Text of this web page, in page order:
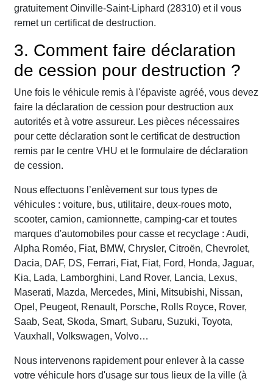
gratuitement Oinville-Saint-Liphard (28310) et il vous
remet un certificat de destruction.
3. Comment faire déclaration
de cession pour destruction ?
Une fois le véhicule remis à l'épaviste agréé, vous devez
faire la déclaration de cession pour destruction aux
autorités et à votre assureur. Les pièces nécessaires
pour cette déclaration sont le certificat de destruction
remis par le centre VHU et le formulaire de déclaration
de cession.
Nous effectuons l’enlèvement sur tous types de
véhicules : voiture, bus, utilitaire, deux-roues moto,
scooter, camion, camionnette, camping-car et toutes
marques d'automobiles pour casse et recyclage : Audi,
Alpha Roméo, Fiat, BMW, Chrysler, Citroën, Chevrolet,
Dacia, DAF, DS, Ferrari, Fiat, Fiat, Ford, Honda, Jaguar,
Kia, Lada, Lamborghini, Land Rover, Lancia, Lexus,
Maserati, Mazda, Mercedes, Mini, Mitsubishi, Nissan,
Opel, Peugeot, Renault, Porsche, Rolls Royce, Rover,
Saab, Seat, Skoda, Smart, Subaru, Suzuki, Toyota,
Vauxhall, Volkswagen, Volvo…
Nous intervenons rapidement pour enlever à la casse
votre véhicule hors d'usage sur tous lieux de la ville (à